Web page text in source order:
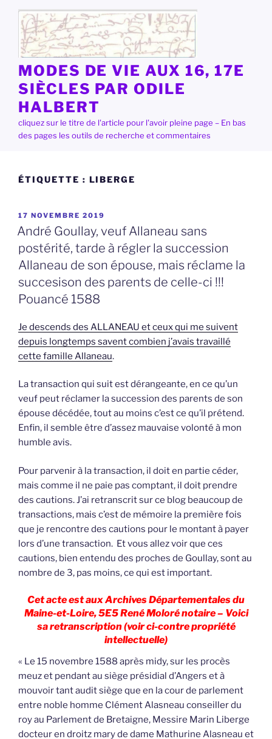
contenu
principal
MODES DE VIE AUX 16, 17E
SIÈCLES PAR ODILE
HALBERT
cliquez sur le titre de l'article pour l'avoir pleine page – En bas
des pages les outils de recherche et commentaires
ÉTIQUETTE : LIBERGE
PUBLIÉ
LE
17 NOVEMBRE 2019
André Goullay, veuf Allaneau sans
postérité, tarde à régler la succession
Allaneau de son épouse, mais réclame la
succesison des parents de celle-ci !!!
Pouancé 1588
Je descends des ALLANEAU et ceux qui me suivent
depuis longtemps savent combien j’avais travaillé
cette famille Allaneau.
La transaction qui suit est dérangeante, en ce qu’un
veuf peut réclamer la succession des parents de son
épouse décédée, tout au moins c’est ce qu’il prétend.
Enfin, il semble être d’assez mauvaise volonté à mon
humble avis.
Pour parvenir à la transaction, il doit en partie céder,
mais comme il ne paie pas comptant, il doit prendre
des cautions. J’ai retranscrit sur ce blog beaucoup de
transactions, mais c’est de mémoire la première fois
que je rencontre des cautions pour le montant à payer
lors d’une transaction. Et vous allez voir que ces
cautions, bien entendu des proches de Goullay, sont au
nombre de 3, pas moins, ce qui est important.
Cet acte est aux Archives Départementales du
Maine-et-Loire, 5E5 René Moloré notaire – Voici
sa retranscription (voir ci-contre propriété
intellectuelle)
« Le 15 novembre 1588 après midy, sur les procès
meuz et pendant au siège présidial d’Angers et à
mouvoir tant audit siège que en la cour de parlement
entre noble homme Clément Alasneau conseiller du
roy au Parlement de Bretaigne, Messire Marin Liberge
docteur en droitz mary de dame Mathurine Alasneau et